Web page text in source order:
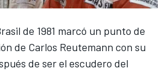
de 1981 marcó un punto de
de Carlos Reutemann con su
de ser el escudero del